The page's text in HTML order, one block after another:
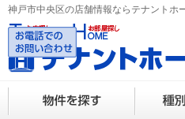
神戸市中央区の店舗情報ならテナントホ
078-
営業時